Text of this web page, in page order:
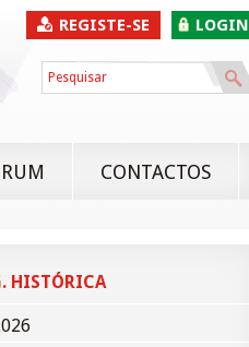
LOGIN
REGISTE-SE
CONTACTOS
HISTÓRICA